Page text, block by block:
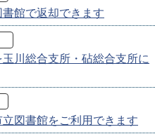
館で返却できます
川総合支所・砧総合支所に
図書館をご利用できます